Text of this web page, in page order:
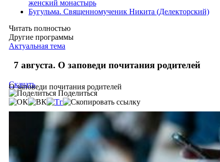
женский монастырь
Бугульма. Священномученик Никита (Делекторский)
Читать полностью
Другие программы
Актуальная тема
7 августа. О заповеди почитания родителей
О заповеди почитания родителей
Скачать
Поделиться